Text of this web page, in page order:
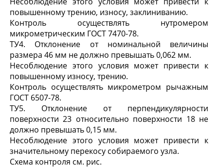
повышенному трению, износу, заклиниванию.
Контроль осуществлять нутромером
микрометрическим ГОСТ 7470-78.
ТУ4. Отклонение от номинальной величины
размера 46 мм не должно превышать 0,062 мм.
Несоблюдение этого условия может привести к
повышенному износу, трению.
Контроль осуществлять микрометром рычажным
ГОСТ 6507-78.
ТУ5. Отклонение от перпендикулярности
поверхности 23 относительно поверхности 18 не
должно превышать 0,15 мм.
Несоблюдение этого условия может привести к
значительному перекосу собираемого узла.
Схема контроля см. рис.